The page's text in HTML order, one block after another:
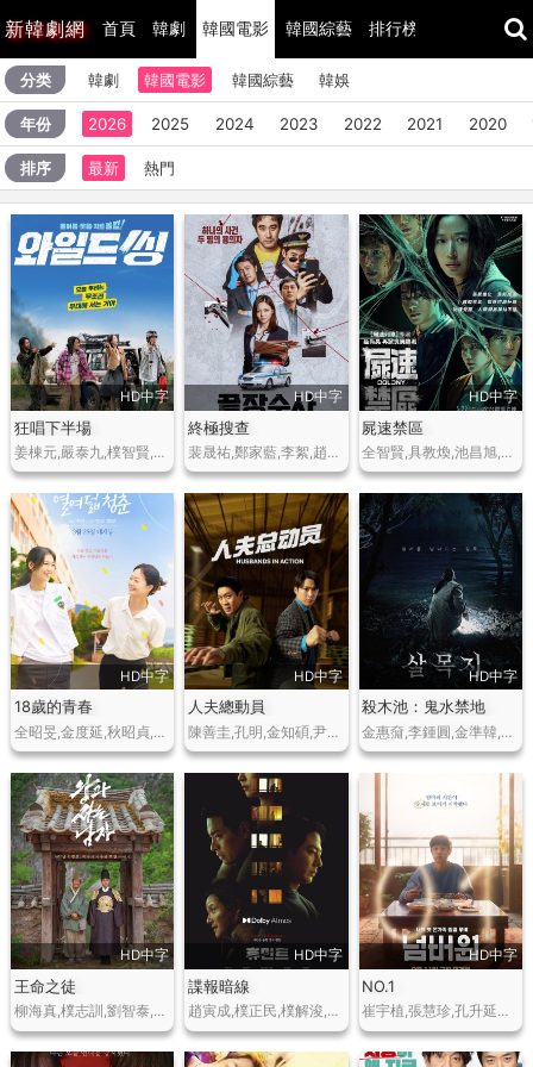
新韓劇網 首頁 韓劇 韓國電影 韓國綜藝 排行榜
分类 韓劇 韓國電影 韓國綜藝 韓娛
年份 2026 2025 2024 2023 2022 2021 2020
排序 最新 熱門
HD中字
狂唱下半場
姜棟元,嚴泰九,樸智賢,吳正世,申河均,박정원 Park Jung-won,권형석 Kwon Hyeong-seok…
HD中字
終極搜查
裴晟祐,鄭家藍,李絮,趙漢哲,尹敬浩…
HD中字
屍速禁區
全智賢,具教煥,池昌旭,申鉉彬,金新綠,高洙…
HD中字
18歲的青春
全昭旻,金度延,秋昭貞,樸瑞妍,宋智妍…
HD中字
人夫總動員
陳善圭,孔明,金知碩,尹敬浩,姜漢娜,李多熙,全昭旻…
HD中字
殺木池：鬼水禁地
金惠奫,李鍾圓,金準韓,金永聲,吳東旻,尹在燦,張多雅…
HD中字
王命之徒
柳海真,樸志訓,劉智泰,田美都,李浚赫,樸智煥,金旻…
HD中字
諜報暗線
趙寅成,樸正民,樸解浚,申世景,鄭幼貞,李信基…
HD中字
NO.1
崔宇植,張慧珍,孔升延…